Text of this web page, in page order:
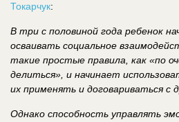
Токарчук:
В три с половиной года ребенок
осваивать социальное
такие простые правила, как «по
делиться», и начинает
их применять и договариваться с
Однако способность управлять